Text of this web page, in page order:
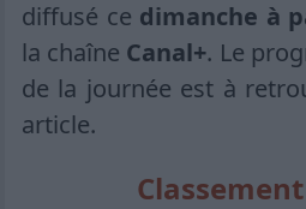
diffusé ce dimanche à
la chaîne Canal+. Le
de la journée est à
article.